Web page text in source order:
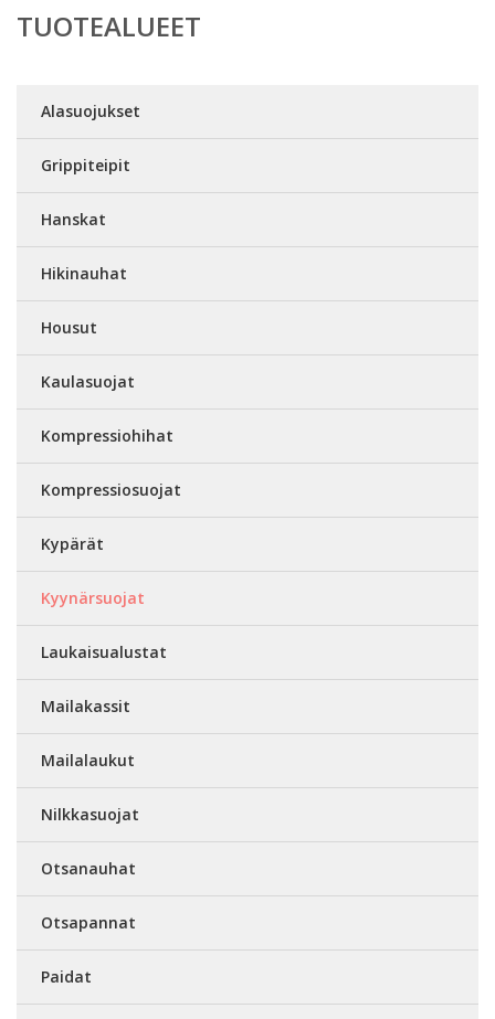
TUOTEALUEET
Alasuojukset
Grippiteipit
Hanskat
Hikinauhat
Housut
Kaulasuojat
Kompressiohihat
Kompressiosuojat
Kypärät
Kyynärsuojat
Laukaisualustat
Mailakassit
Mailalaukut
Nilkkasuojat
Otsanauhat
Otsapannat
Paidat